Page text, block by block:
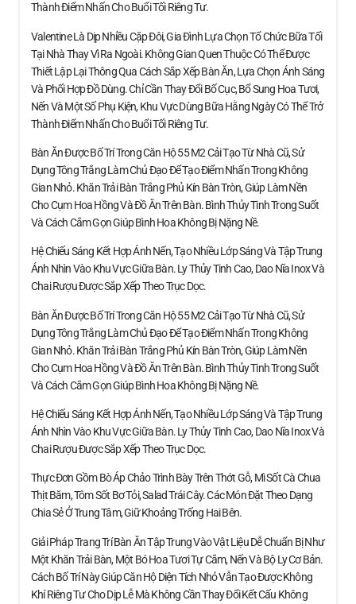
Thành Điểm Nhấn Cho Buổi Tối Riêng Tư.
Valentine Là Dịp Nhiều Cặp Đôi, Gia Đình Lựa Chọn Tổ Chức Bữa Tối
Tại Nhà Thay Vì Ra Ngoài. Không Gian Quen Thuộc Có Thể Được
Thiết Lập Lại Thông Qua Cách Sắp Xếp Bàn Ăn, Lựa Chọn Ánh Sáng
Và Phối Hợp Đồ Dùng. Chỉ Cần Thay Đổi Bố Cục, Bổ Sung Hoa Tươi,
Nến Và Một Số Phụ Kiện, Khu Vực Dùng Bữa Hằng Ngày Có Thể Trở
Thành Điểm Nhấn Cho Buổi Tối Riêng Tư.
Bàn Ăn Được Bố Trí Trong Căn Hộ 55 M2 Cải Tạo Từ Nhà Cũ, Sử
Dụng Tông Trắng Làm Chủ Đạo Để Tạo Điểm Nhấn Trong Không
Gian Nhỏ. Khăn Trải Bàn Trắng Phủ Kín Bàn Tròn, Giúp Làm Nền
Cho Cụm Hoa Hồng Và Đồ Ăn Trên Bàn. Bình Thủy Tinh Trong Suốt
Và Cách Cắm Gọn Giúp Bình Hoa Không Bị Nặng Nề.
Hệ Chiếu Sáng Kết Hợp Ánh Nến, Tạo Nhiều Lớp Sáng Và Tập Trung
Ánh Nhìn Vào Khu Vực Giữa Bàn. Ly Thủy Tinh Cao, Dao Nĩa Inox Và
Chai Rượu Được Sắp Xếp Theo Trục Dọc.
Bàn Ăn Được Bố Trí Trong Căn Hộ 55 M2 Cải Tạo Từ Nhà Cũ, Sử
Dụng Tông Trắng Làm Chủ Đạo Để Tạo Điểm Nhấn Trong Không
Gian Nhỏ. Khăn Trải Bàn Trắng Phủ Kín Bàn Tròn, Giúp Làm Nền
Cho Cụm Hoa Hồng Và Đồ Ăn Trên Bàn. Bình Thủy Tinh Trong Suốt
Và Cách Cắm Gọn Giúp Bình Hoa Không Bị Nặng Nề.
Hệ Chiếu Sáng Kết Hợp Ánh Nến, Tạo Nhiều Lớp Sáng Và Tập Trung
Ánh Nhìn Vào Khu Vực Giữa Bàn. Ly Thủy Tinh Cao, Dao Nĩa Inox Và
Chai Rượu Được Sắp Xếp Theo Trục Dọc.
Thực Đơn Gồm Bò Áp Chảo Trình Bày Trên Thớt Gỗ, Mì Sốt Cà Chua
Thịt Băm, Tôm Sốt Bơ Tỏi, Salad Trái Cây. Các Món Đặt Theo Dạng
Chia Sẻ Ở Trung Tâm, Giữ Khoảng Trống Hai Bên.
Giải Pháp Trang Trí Bàn Ăn Tập Trung Vào Vật Liệu Dễ Chuẩn Bị Như
Một Khăn Trải Bàn, Một Bó Hoa Tươi Tự Cắm, Nến Và Bộ Ly Cơ Bản.
Cách Bố Trí Này Giúp Căn Hộ Diện Tích Nhỏ Vẫn Tạo Được Không
Khí Riêng Tư Cho Dịp Lễ Mà Không Cần Thay Đổi Kết Cấu Không